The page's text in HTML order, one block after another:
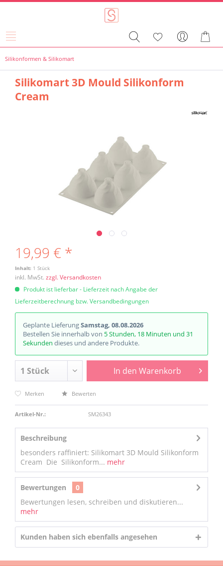
Silikonformen & Silikomart
Silikomart 3D Mould Silikonform
Cream
19,99 € *
Inhalt: 1 Stück
inkl. MwSt. zzgl. Versandkosten
Produkt ist lieferbar - Lieferzeit nach Angabe der
Lieferzeitberechnung bzw. Versandbedingungen
Geplante LieferungSamstag, 08.08.2026
Bestellen Sie innerhalb von 5 Stunden, 18 Minuten und 30
Sekunden dieses und andere Produkte.
In den Warenkorb
Merken Bewerten
Artikel-Nr.: SM26343
Beschreibung
besonders raffiniert: Silikomart 3D Mould Silikonform
Cream Die Silikonform... mehr
Bewertungen
0
Bewertungen lesen, schreiben und diskutieren...
mehr
Kunden haben sich ebenfalls angesehen